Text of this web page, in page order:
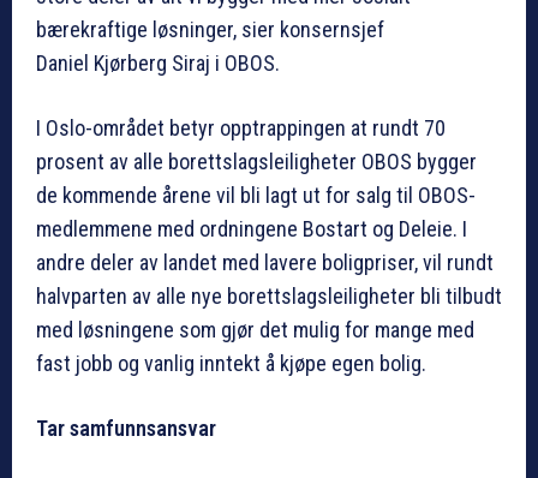
bærekraftige løsninger, sier konsernsjef
Daniel Kjørberg Siraj i OBOS.
I Oslo-området betyr opptrappingen at rundt 70
prosent av alle borettslagsleiligheter OBOS bygger
de kommende årene vil bli lagt ut for salg til OBOS-
medlemmene med ordningene Bostart og Deleie. I
andre deler av landet med lavere boligpriser, vil rundt
halvparten av alle nye borettslagsleiligheter bli tilbudt
med løsningene som gjør det mulig for mange med
fast jobb og vanlig inntekt å kjøpe egen bolig.
Tar samfunnsansvar